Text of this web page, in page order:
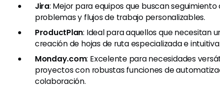
Jira: Mejor para equipos que buscan
problemas y flujos de trabajo personalizables.
ProductPlan: Ideal para aquellos que necesitan
creación de hojas de ruta especializada e
Monday.com: Excelente para necesidades
proyectos con robustas funciones de
colaboración.